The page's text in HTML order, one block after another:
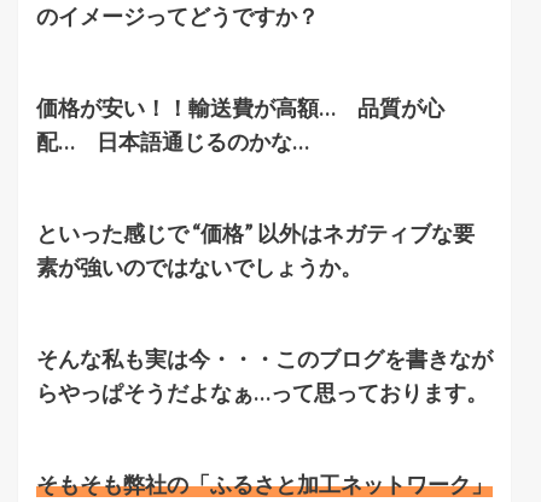
のイメージってどうですか？
価格が安い！！輸送費が高額… 品質が心
配… 日本語通じるのかな…
といった感じで “価格” 以外はネガティブな要
素が強いのではないでしょうか。
そんな私も実は今・・・このブログを書きなが
らやっぱそうだよなぁ…って思っております。
そもそも弊社の「ふるさと加工ネットワーク」